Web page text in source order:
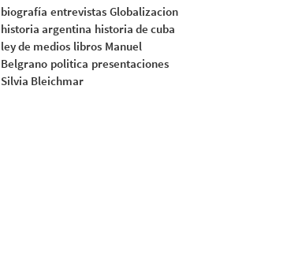
biografía entrevistas Globalizacion
historia argentina historia de cuba
ley de medios libros Manuel
Belgrano politica presentaciones
Silvia Bleichmar